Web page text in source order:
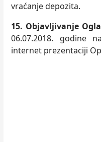
vraćanje depozita.
15. Objavlјivanje
06.07.2018. godine
internet prezentaciji